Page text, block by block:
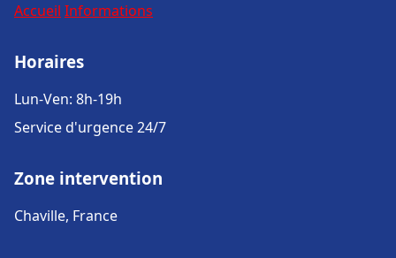
Accueil Informations
Horaires
Lun-Ven: 8h-19h
Service d'urgence 24/7
Zone intervention
Chaville, France